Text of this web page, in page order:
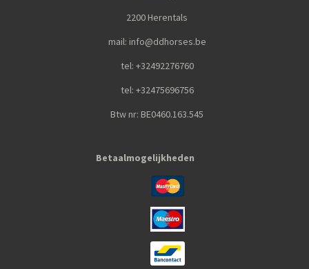
2200 Herentals
mail: info@ddhorses.be
tel: +32492276760
tel: +32475696756
Btw nr: BE0460.163.545
Betaalmogelijkheden